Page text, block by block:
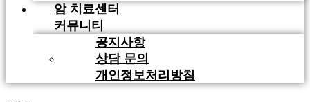
암 치료센터
커뮤니티
공지사항
상담 문의
개인정보처리방침